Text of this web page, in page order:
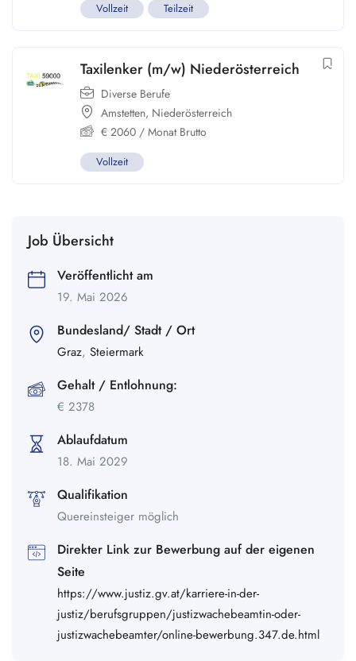
Vollzeit Teilzeit
Taxilenker (m/w) Niederösterreich
Diverse Berufe
Amstetten, Niederösterreich
€ 2060 / Monat Brutto
Vollzeit
Job Übersicht
Veröffentlicht am
19. Mai 2026
Bundesland/ Stadt / Ort
Graz, Steiermark
Gehalt / Entlohnung:
€ 2378
Ablaufdatum
18. Mai 2029
Qualifikation
Quereinsteiger möglich
Direkter Link zur Bewerbung auf der eigenen
Seite
https://www.justiz.gv.at/karriere-in-der-
justiz/berufsgruppen/justizwachebeamtin-oder-
justizwachebeamter/online-bewerbung.347.de.html